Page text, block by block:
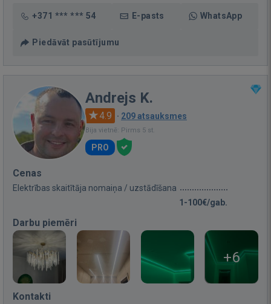
+371 *** *** 54 E-pasts WhatsApp
Piedāvāt pasūtījumu
Andrejs K.
4.9 · 209 atsauksmes
Bija vietnē: Pirms 5 st.
PRO
Cenas
Elektrības skaitītāja nomaiņa / uzstādīšana
1-100€/gab.
Darbu piemēri
+6
Kontakti